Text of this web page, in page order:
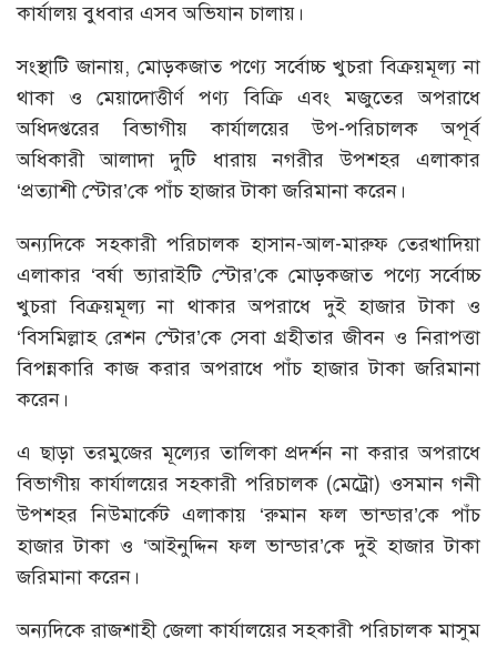
কার্যালয় বুধবার এসব অভিযান চালায়।
সংস্থাটি জানায়, মোড়কজাত পণ্যে সর্বোচ্চ খুচরা বিক্রয়মূল্য না
থাকা ও মেয়াদোত্তীর্ণ পণ্য বিক্রি এবং মজুতের অপরাধে
অধিদপ্তরের বিভাগীয় কার্যালয়ের উপ-পরিচালক অপূর্ব
অধিকারী আলাদা দুটি ধারায় নগরীর উপশহর এলাকার
‘প্রত্যাশী স্টোর’কে পাঁচ হাজার টাকা জরিমানা করেন।
অন্যদিকে সহকারী পরিচালক হাসান-আল-মারুফ তেরখাদিয়া
এলাকার ‘বর্ষা ভ্যারাইটি স্টোর’কে মোড়কজাত পণ্যে সর্বোচ্চ
খুচরা বিক্রয়মূল্য না থাকার অপরাধে দুই হাজার টাকা ও
‘বিসমিল্লাহ রেশন স্টোর’কে সেবা গ্রহীতার জীবন ও নিরাপত্তা
বিপন্নকারি কাজ করার অপরাধে পাঁচ হাজার টাকা জরিমানা
করেন।
এ ছাড়া তরমুজের মূল্যের তালিকা প্রদর্শন না করার অপরাধে
বিভাগীয় কার্যালয়ের সহকারী পরিচালক (মেট্রো) ওসমান গনী
উপশহর নিউমার্কেট এলাকায় ‘রুমান ফল ভান্ডার’কে পাঁচ
হাজার টাকা ও ‘আইনুদ্দিন ফল ভান্ডার’কে দুই হাজার টাকা
জরিমানা করেন।
অন্যদিকে রাজশাহী জেলা কার্যালয়ের সহকারী পরিচালক মাসুম